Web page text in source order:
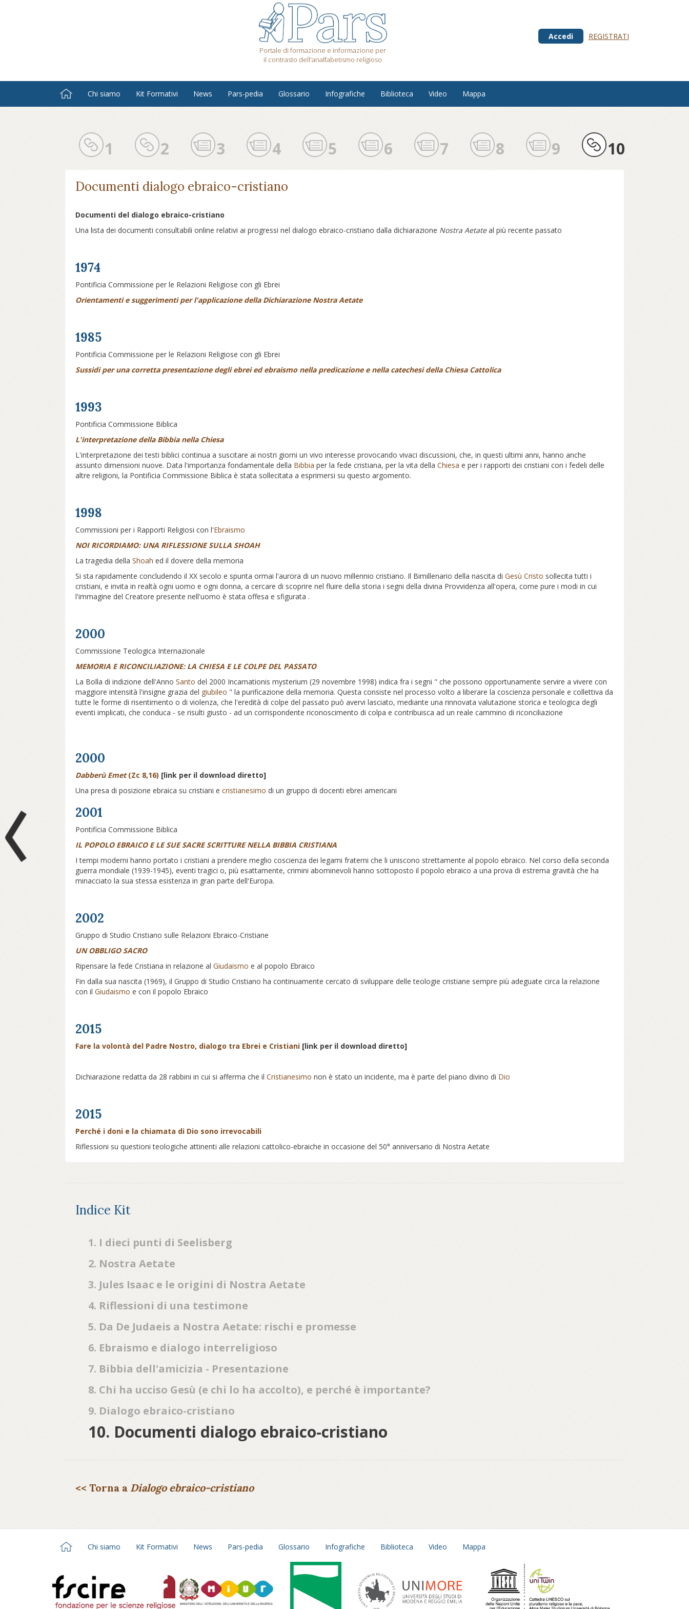
Portale di formazione e informazione per
il contrasto dell'analfabetismo religioso
Accedi REGISTRATI
Chi siamo Kit Formativi News Pars-pedia Glossario Infografiche Biblioteca Video Mappa
1 2 3 4 5 6 7 8 9 10
Documenti dialogo ebraico-cristiano
Documenti del dialogo ebraico-cristiano
Una lista dei documenti consultabili online relativi ai progressi nel dialogo ebraico-cristiano dalla dichiarazione Nostra Aetateal più recente passato
1974
Pontificia Commissione per le Relazioni Religiose con gli Ebrei
Orientamenti e suggerimenti per l'applicazione della Dichiarazione Nostra Aetate
1985
Pontificia Commissione per le Relazioni Religiose con gli Ebrei
Sussidi per una corretta presentazione degli ebrei ed ebraismo nella predicazione e nella catechesi della Chiesa Cattolica
1993
Pontificia Commissione Biblica
L'interpretazione della Bibbia nella Chiesa
L'interpretazione dei testi biblici continua a suscitare ai nostri giorni un vivo interesse provocando vivaci discussioni, che, in questi ultimi anni, hanno anche
assunto dimensioni nuove. Data l'importanza fondamentale della Bibbia per la fede cristiana, per la vita della Chiesa e per i rapporti dei cristiani con i fedeli delle
altre religioni, la Pontificia Commissione Biblica è stata sollecitata a esprimersi su questo argomento.
1998
Commissioni per i Rapporti Religiosi con l'Ebraismo
NOI RICORDIAMO: UNA RIFLESSIONE SULLA SHOAH
La tragedia della Shoah ed il dovere della memoria
Si sta rapidamente concludendo il XX secolo e spunta ormai l'aurora di un nuovo millennio cristiano. Il Bimillenario della nascita di Gesù Cristo sollecita tutti i
cristiani, e invita in realtà ogni uomo e ogni donna, a cercare di scoprire nel fluire della storia i segni della divina Provvidenza all'opera, come pure i modi in cui
l'immagine del Creatore presente nell'uomo è stata offesa e sfigurata .
2000
Commissione Teologica Internazionale
MEMORIA E RICONCILIAZIONE: LA CHIESA E LE COLPE DEL PASSATO
La Bolla di indizione dell'Anno Santo del 2000 Incarnationis mysterium (29 novembre 1998) indica fra i segni " che possono opportunamente servire a vivere con
maggiore intensità l'insigne grazia del giubileo " la purificazione della memoria. Questa consiste nel processo volto a liberare la coscienza personale e collettiva da
tutte le forme di risentimento o di violenza, che l'eredità di colpe del passato può avervi lasciato, mediante una rinnovata valutazione storica e teologica degli
eventi implicati, che conduca - se risulti giusto - ad un corrispondente riconoscimento di colpa e contribuisca ad un reale cammino di riconciliazione
2000
Dabberù Emet(Zc 8,16) [link per il download diretto]
Una presa di posizione ebraica su cristiani e cristianesimo di un gruppo di docenti ebrei americani
2001
Pontificia Commissione Biblica
IL POPOLO EBRAICO E LE SUE SACRE SCRITTURE NELLA BIBBIA CRISTIANA
I tempi moderni hanno portato i cristiani a prendere meglio coscienza dei legami fraterni che li uniscono strettamente al popolo ebraico. Nel corso della seconda
guerra mondiale (1939-1945), eventi tragici o, più esattamente, crimini abominevoli hanno sottoposto il popolo ebraico a una prova di estrema gravità che ha
minacciato la sua stessa esistenza in gran parte dell'Europa.
2002
Gruppo di Studio Cristiano sulle Relazioni Ebraico-Cristiane
UN OBBLIGO SACRO
Ripensare la fede Cristiana in relazione al Giudaismo e al popolo Ebraico
Fin dalla sua nascita (1969), il Gruppo di Studio Cristiano ha continuamente cercato di sviluppare delle teologie cristiane sempre più adeguate circa la relazione
con il Giudaismo e con il popolo Ebraico
2015
Fare la volontà del Padre Nostro, dialogo tra Ebrei e Cristiani [link per il download diretto]
Dichiarazione redatta da 28 rabbini in cui si afferma che il Cristianesimo non è stato un incidente, ma è parte del piano divino di Dio
2015
Perché i doni e la chiamata di Dio sono irrevocabili
Riflessioni su questioni teologiche attinenti alle relazioni cattolico-ebraiche in occasione del 50° anniversario di Nostra Aetate
Indice Kit
1. I dieci punti di Seelisberg
2. Nostra Aetate
3. Jules Isaac e le origini di Nostra Aetate
4. Riflessioni di una testimone
5. Da De Judaeis a Nostra Aetate: rischi e promesse
6. Ebraismo e dialogo interreligioso
7. Bibbia dell'amicizia - Presentazione
8. Chi ha ucciso Gesù (e chi lo ha accolto), e perché è importante?
9. Dialogo ebraico-cristiano
10. Documenti dialogo ebraico-cristiano
<< Torna a Dialogo ebraico-cristiano
Chi siamo Kit Formativi News Pars-pedia Glossario Infografiche Biblioteca Video Mappa